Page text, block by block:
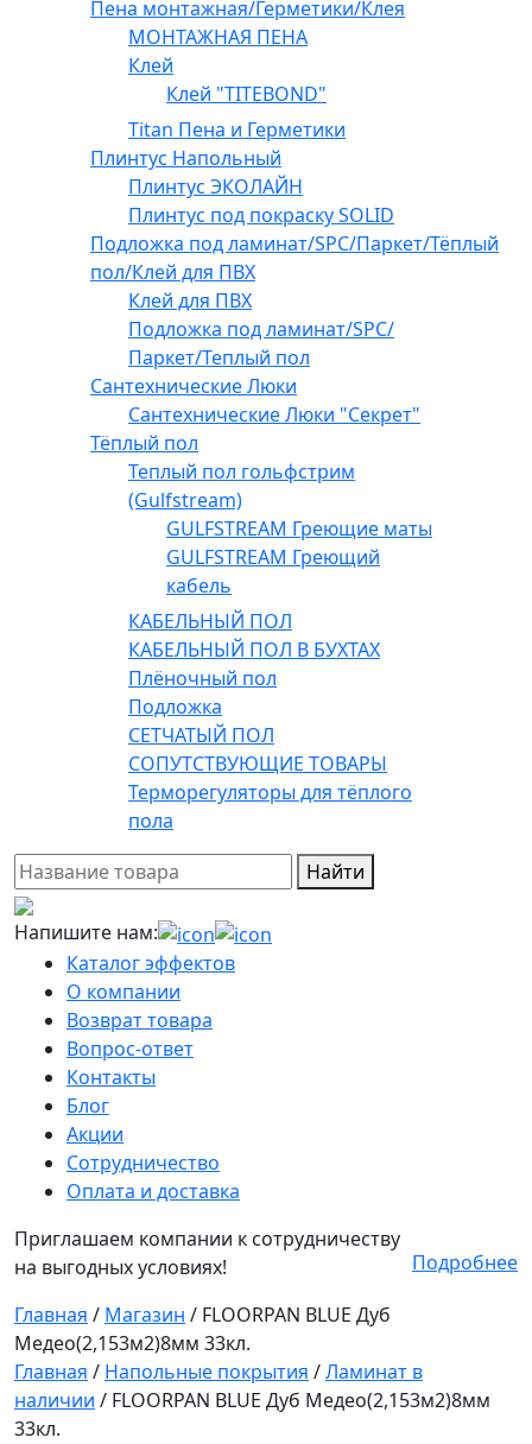
Пена монтажная/Герметики/Клея
МОНТАЖНАЯ ПЕНА
Клей
Клей "TITEBOND"
Titan Пена и Герметики
Плинтус Напольный
Плинтус ЭКОЛАЙН
Плинтус под покраску SOLID
Подложка под ламинат/SPC/Паркет/Тёплый
пол/Клей для ПВХ
Клей для ПВХ
Подложка под ламинат/SPC/
Паркет/Теплый пол
Сантехнические Люки
Сантехнические Люки "Секрет"
Тёплый пол
Теплый пол гольфстрим
(Gulfstream)
GULFSTREAM Греющие маты
GULFSTREAM Греющий
кабель
КАБЕЛЬНЫЙ ПОЛ
КАБЕЛЬНЫЙ ПОЛ В БУХТАХ
Плёночный пол
Подложка
СЕТЧАТЫЙ ПОЛ
СОПУТСТВУЮЩИЕ ТОВАРЫ
Терморегуляторы для тёплого
пола
Найти
Напишите нам:
Каталог эффектов
О компании
Возврат товара
Вопрос-ответ
Контакты
Блог
Акции
Сотрудничество
Оплата и доставка
Приглашаем компании к сотрудничеству
на выгодных условиях!
Подробнее
Главная / Магазин / FLOORPAN BLUE Дуб
Медео(2,153м2)8мм 33кл.
Главная / Напольные покрытия /Ламинат в
наличии / FLOORPAN BLUE Дуб Медео(2,153м2)8мм
33кл.